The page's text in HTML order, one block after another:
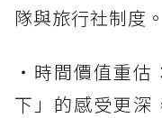
隊與旅行社制度。
・時間價值重
下」的感受更深